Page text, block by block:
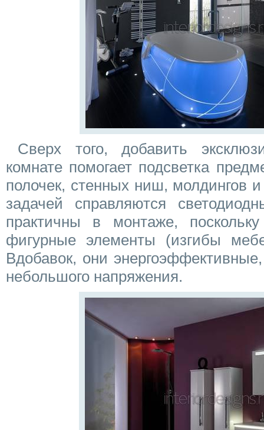
Сверх того, добавить
комнате помогает подсветка
полочек, стенных ниш, молдингов
задачей справляются
практичны в монтаже,
фигурные элементы (изгибы
Вдобавок, они
небольшого напряжения.